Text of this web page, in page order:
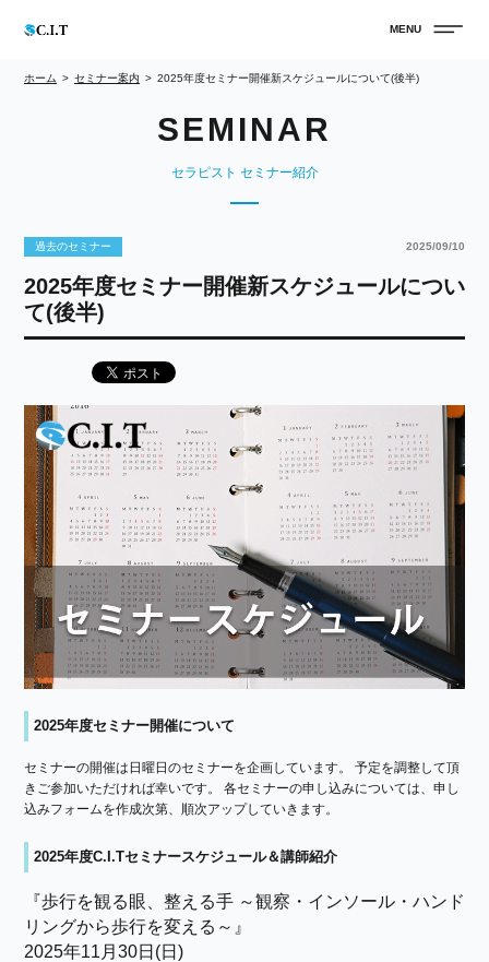
ホーム セミナー案内 2025年度セミナー開催新スケジュールについて(後半)
セラピスト セミナー紹介
過去のセミナー 2025/09/10
2025年度セミナー開催新スケジュールについ
て(後半)
2025年度セミナー開催について
セミナーの開催は日曜日のセミナーを企画しています。 予定を調整して頂
きご参加いただければ幸いです。 各セミナーの申し込みについては、申し
込みフォームを作成次第、順次アップしていきます。
2025年度C.I.Tセミナースケジュール＆講師紹介
『歩行を観る眼、整える手 ～観察・インソール・ハンド
リングから歩行を変える～』
2025年11月30日(日)